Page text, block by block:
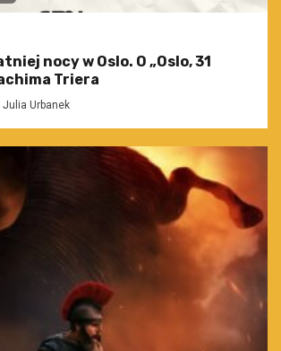
nocy w Oslo. O „Oslo, 31
Triera
Julia Urbanek